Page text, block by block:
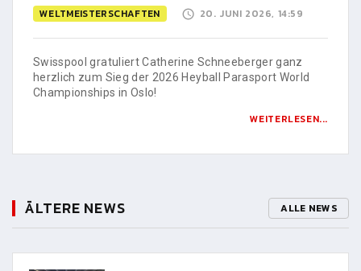
WELTMEISTERSCHAFTEN 20. JUNI 2026, 14:59
Swisspool gratuliert Catherine Schneeberger ganz
herzlich zum Sieg der 2026 Heyball Parasport World
Championships in Oslo!
WEITERLESEN...
ÄLTERE NEWS ALLE NEWS